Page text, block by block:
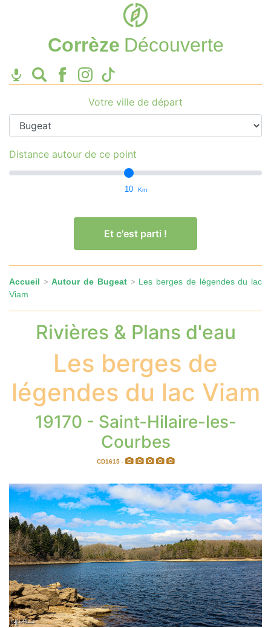
Corrèze Découverte
Votre ville de départ
Distance autour de ce point
10 Km
Et c'est parti !
Accueil >Autour de Bugeat> Les berges de légendes du lac
Viam
Rivières & Plans d'eau
Les berges de
légendes du lac Viam
19170 - Saint-Hilaire-les-
Courbes
CD1615 -